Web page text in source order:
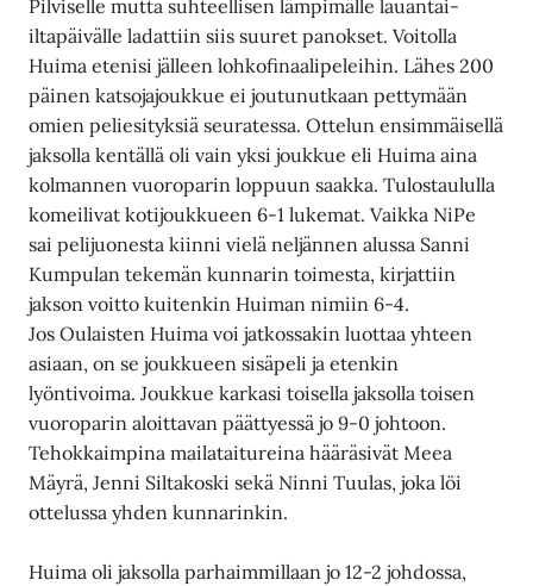
Pilviselle mutta suhteellisen lämpimälle lauantai-
iltapäivälle ladattiin siis suuret panokset. Voitolla
Huima etenisi jälleen lohkofinaalipeleihin. Lähes 200
päinen katsojajoukkue ei joutunutkaan pettymään
omien peliesityksiä seuratessa. Ottelun ensimmäisellä
jaksolla kentällä oli vain yksi joukkue eli Huima aina
kolmannen vuoroparin loppuun saakka. Tulostaululla
komeilivat kotijoukkueen 6-1 lukemat. Vaikka NiPe
sai pelijuonesta kiinni vielä neljännen alussa Sanni
Kumpulan tekemän kunnarin toimesta, kirjattiin
jakson voitto kuitenkin Huiman nimiin 6-4.
Jos Oulaisten Huima voi jatkossakin luottaa yhteen
asiaan, on se joukkueen sisäpeli ja etenkin
lyöntivoima. Joukkue karkasi toisella jaksolla toisen
vuoroparin aloittavan päättyessä jo 9-0 johtoon.
Tehokkaimpina mailataitureina hääräsivät Meea
Mäyrä, Jenni Siltakoski sekä Ninni Tuulas, joka löi
ottelussa yhden kunnarinkin.
Huima oli jaksolla parhaimmillaan jo 12-2 johdossa,